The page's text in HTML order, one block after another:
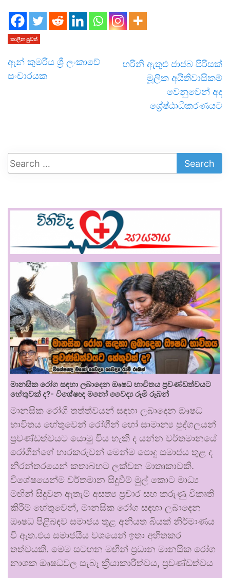
කාලීන පුවත්
ඈන් කුමරිය ශ්‍රී ලංකාවේ
සංචාරයක
හරිනි ඇතුළු ජාජබ පිරිසක්
මූලික අයිතිවාසිකම්
වෙනුවෙන් අද
ශ්‍රේෂ්ඨාධිකරණයට
මානසික රෝග සඳහා ලබාදෙන ඖෂධ භාවිතය ප්‍රචණ්ඩත්වයට
හේතුවක් ද?- විශේෂඥ මනෝ වෛද්‍ය රූමි රූබන්
මානසික රෝගී තත්ත්වයන් සඳහා ලබාදෙන ඖෂධ
භාවිතය හේතුවෙන් රෝගීන් හෝ සාමාන්‍ය පුද්ගලයන්
ප්‍රචණ්ඩත්වයට යොමු විය හැකි ද යන්න වර්තමානයේ
රෝගීන්ගේ භාරකරුවන් මෙන්ම පොදු සමාජය තුළ ද
නිරන්තරයෙන් කතාබහට ලක්වන මාතෘකාවකි.
විශේෂයෙන්ම වර්තමාන සිදුවීම් මුල් කොට මාධ්‍ය
මඟින් සිදුවන ඇතැම් අසත්‍ය ප්‍රචාර සහ කරුණු විකෘති
කිරීම් හේතුවෙන්, මානසික රෝග සඳහා ලබාදෙන
ඖෂධ පිළිබඳව සමාජය තුළ අනියත බියක් නිර්මාණය
වී ඇත.එය සමාජයීය වශයෙන් ඉතා අහිතකර
තත්වයකි. මෙම සටහන මඟින් ප්‍රධාන මානසික රෝග
නාශක ඖෂධවල සැබෑ ක්‍රියාකාරීත්වය, ප්‍රචණ්ඩත්වය